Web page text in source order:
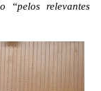
“pelos relevantes